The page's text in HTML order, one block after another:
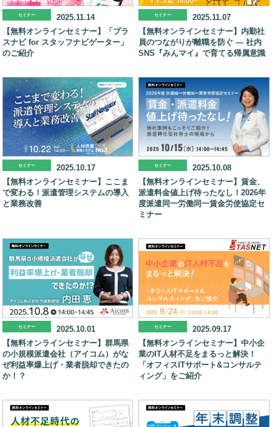
セミナー
2025.11.14
【無料オンラインセミナー】「プラ
スナビ for スタッフナビゲーター」
のご紹介
セミナー
2025.11.07
【無料オンラインセミナー】内勤社
員のつながりが離職を防ぐ ― 社内
SNS『みんマイ』で育てる帰属意識
セミナー
2025.10.17
【無料オンラインセミナー】ここま
で変わる！派遣管理システムの導入
と業務改善
セミナー
2025.10.08
【無料オンラインセミナー】賃金、
派遣料金値上げ待ったなし！2026年
度派遣同一労働同一賃金労使協定セ
ミナー
セミナー
2025.10.01
【無料オンラインセミナー】群馬県
の小規模派遣会社（アイコム）がな
ぜ利益率爆上げ・業者脱却できたの
か！？
セミナー
2025.09.17
【無料オンラインセミナー】中小企
業のIT人材不足をまるっと解決！
「オフィスITサポート&コンサルテ
ィング」をご紹介